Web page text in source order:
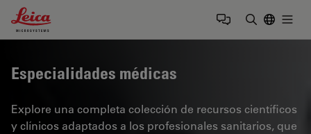
Leica Microsystems Logo
Especialidades médicas
Explore una completa colección de recursos científicos
y clínicos adaptados a los profesionales sanitarios, que